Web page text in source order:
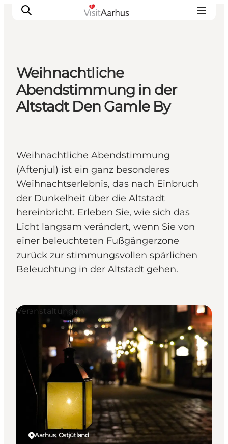
Sehen und erleben
Veranstaltungen
Städte und Regionen
Weihnachtliche
Abendstimmung in der
Altstadt Den Gamle By
Weihnachtliche Abendstimmung
(Aftenjul) ist ein ganz besonderes
Weihnachtserlebnis, das nach Einbruch
der Dunkelheit über die Altstadt
hereinbricht. Erleben Sie, wie sich das
Licht langsam verändert, wenn Sie von
einer beleuchteten Fußgängerzone
zurück zur stimmungsvollen spärlichen
Beleuchtung in der Altstadt gehen.
Aarhus, Ostjütland
Veranstaltungen